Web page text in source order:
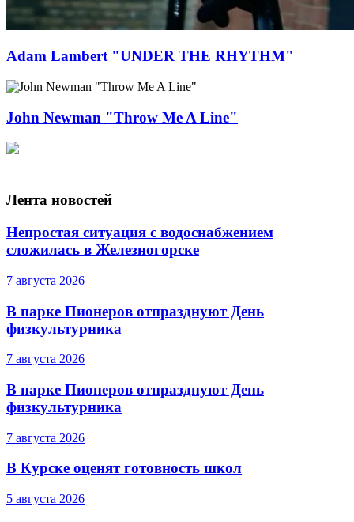
Adam Lambert "UNDER THE RHYTHM"
John Newman "Throw Me A Line"
Лента новостей
Непростая ситуация с водоснабжением
сложилась в Железногорске
7 августа 2026
В парке Пионеров отпразднуют День
физкультурника
7 августа 2026
В парке Пионеров отпразднуют День
физкультурника
7 августа 2026
В Курске оценят готовность школ
5 августа 2026